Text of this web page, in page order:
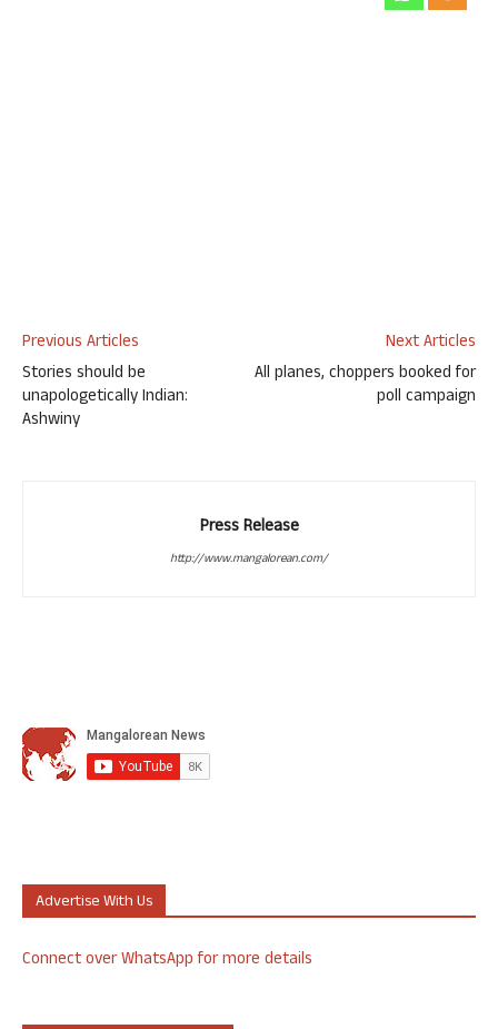
Previous Articles
Stories should be
unapologetically Indian:
Ashwiny
Next Articles
All planes, choppers booked for
poll campaign
Press Release
http://www.mangalorean.com/
Advertise With Us
Connect over WhatsApp for more details